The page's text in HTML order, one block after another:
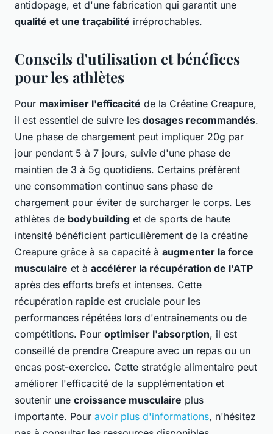
antidopage, et d'une fabrication qui garantit une
qualité et une traçabilité irréprochables.
Conseils d'utilisation et bénéfices
pour les athlètes
Pour maximiser l'efficacité de la Créatine Creapure,
il est essentiel de suivre les dosages recommandés.
Une phase de chargement peut impliquer 20g par
jour pendant 5 à 7 jours, suivie d'une phase de
maintien de 3 à 5g quotidiens. Certains préfèrent
une consommation continue sans phase de
chargement pour éviter de surcharger le corps. Les
athlètes de bodybuilding et de sports de haute
intensité bénéficient particulièrement de la créatine
Creapure grâce à sa capacité à augmenter la force
musculaire et à accélérer la récupération de l'ATP
après des efforts brefs et intenses. Cette
récupération rapide est cruciale pour les
performances répétées lors d'entraînements ou de
compétitions. Pour optimiser l'absorption, il est
conseillé de prendre Creapure avec un repas ou un
encas post-exercice. Cette stratégie alimentaire peut
améliorer l'efficacité de la supplémentation et
soutenir une croissance musculaire plus
importante. Pour avoir plus d'informations, n'hésitez